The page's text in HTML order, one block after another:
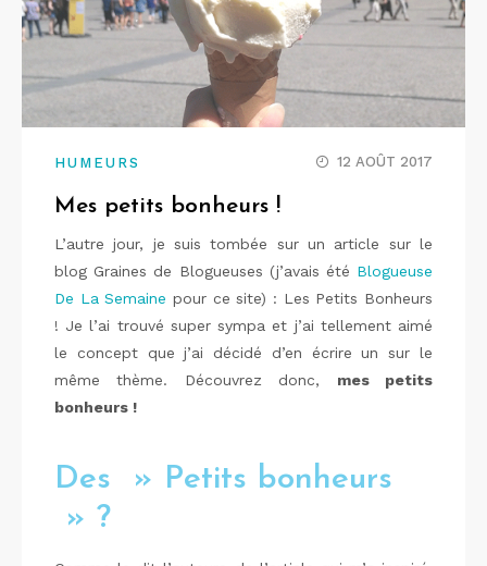
HUMEURS 12 AOÛT 2017
Mes petits bonheurs !
L’autre jour, je suis tombée sur un article sur le
blog Graines de Blogueuses (j’avais été Blogueuse
De La Semaine pour ce site) : Les Petits Bonheurs
! Je l’ai trouvé super sympa et j’ai tellement aimé
le concept que j’ai décidé d’en écrire un sur le
même thème. Découvrez donc, mes petits
bonheurs !
Des » Petits bonheurs
» ?